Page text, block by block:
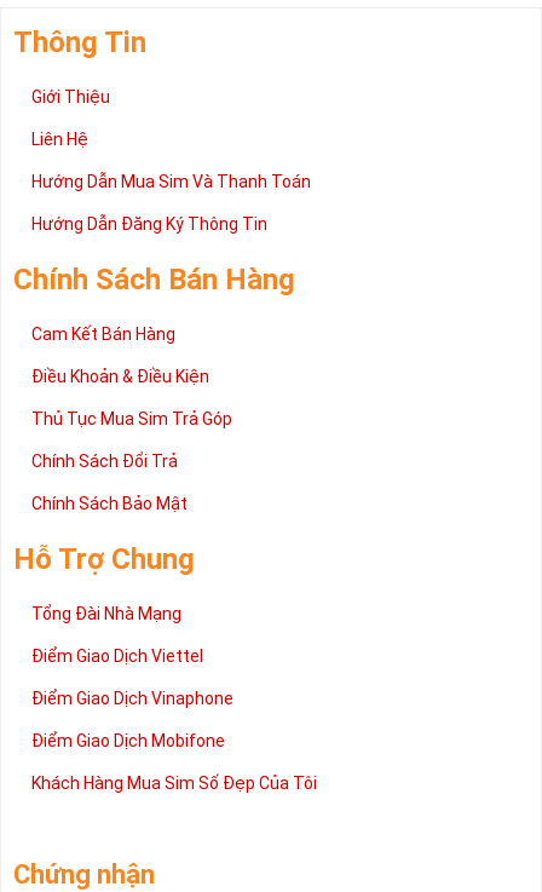
Thông Tin
Giới Thiệu
Liên Hệ
Hướng Dẫn Mua Sim Và Thanh Toán
Hướng Dẫn Đăng Ký Thông Tin
Chính Sách Bán Hàng
Cam Kết Bán Hàng
Điều Khoản & Điều Kiện
Thủ Tục Mua Sim Trả Góp
Chính Sách Đổi Trả
Chính Sách Bảo Mật
Hỗ Trợ Chung
Tổng Đài Nhà Mạng
Điểm Giao Dịch Viettel
Điểm Giao Dịch Vinaphone
Điểm Giao Dịch Mobifone
Khách Hàng Mua Sim Số Đẹp Của Tôi
Chứng nhận